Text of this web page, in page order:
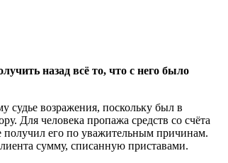
назад всё то, что с него было
судье возражения, поскольку был в
Для человека пропажа средств со счёта
получил его по уважительным причинам.
сумму, списанную приставами.